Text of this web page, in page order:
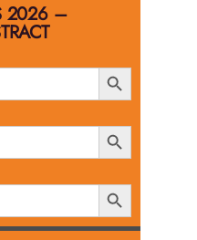
2026 –
Search
Button
Search
Button
Search
Button